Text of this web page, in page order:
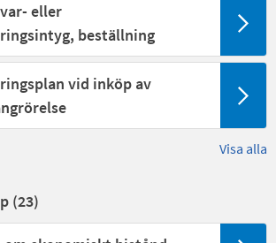
eller
beställning
vid inköp av
Visa alla
(23)